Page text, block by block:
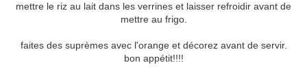
mettre le riz au lait dans les verrines et laisser refroidir avant de
mettre au frigo.
faites des suprèmes avec l'orange et décorez avant de servir.
bon appétit!!!!